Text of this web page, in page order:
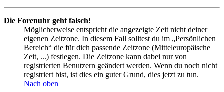
Die Forenuhr geht falsch!
Möglicherweise entspricht die angezeigte Zeit nicht deiner
eigenen Zeitzone. In diesem Fall solltest du im „Persönlichen
Bereich“ die für dich passende Zeitzone (Mitteleuropäische
Zeit, ...) festlegen. Die Zeitzone kann dabei nur von
registrierten Benutzern geändert werden. Wenn du noch nicht
registriert bist, ist dies ein guter Grund, dies jetzt zu tun.
Nach oben